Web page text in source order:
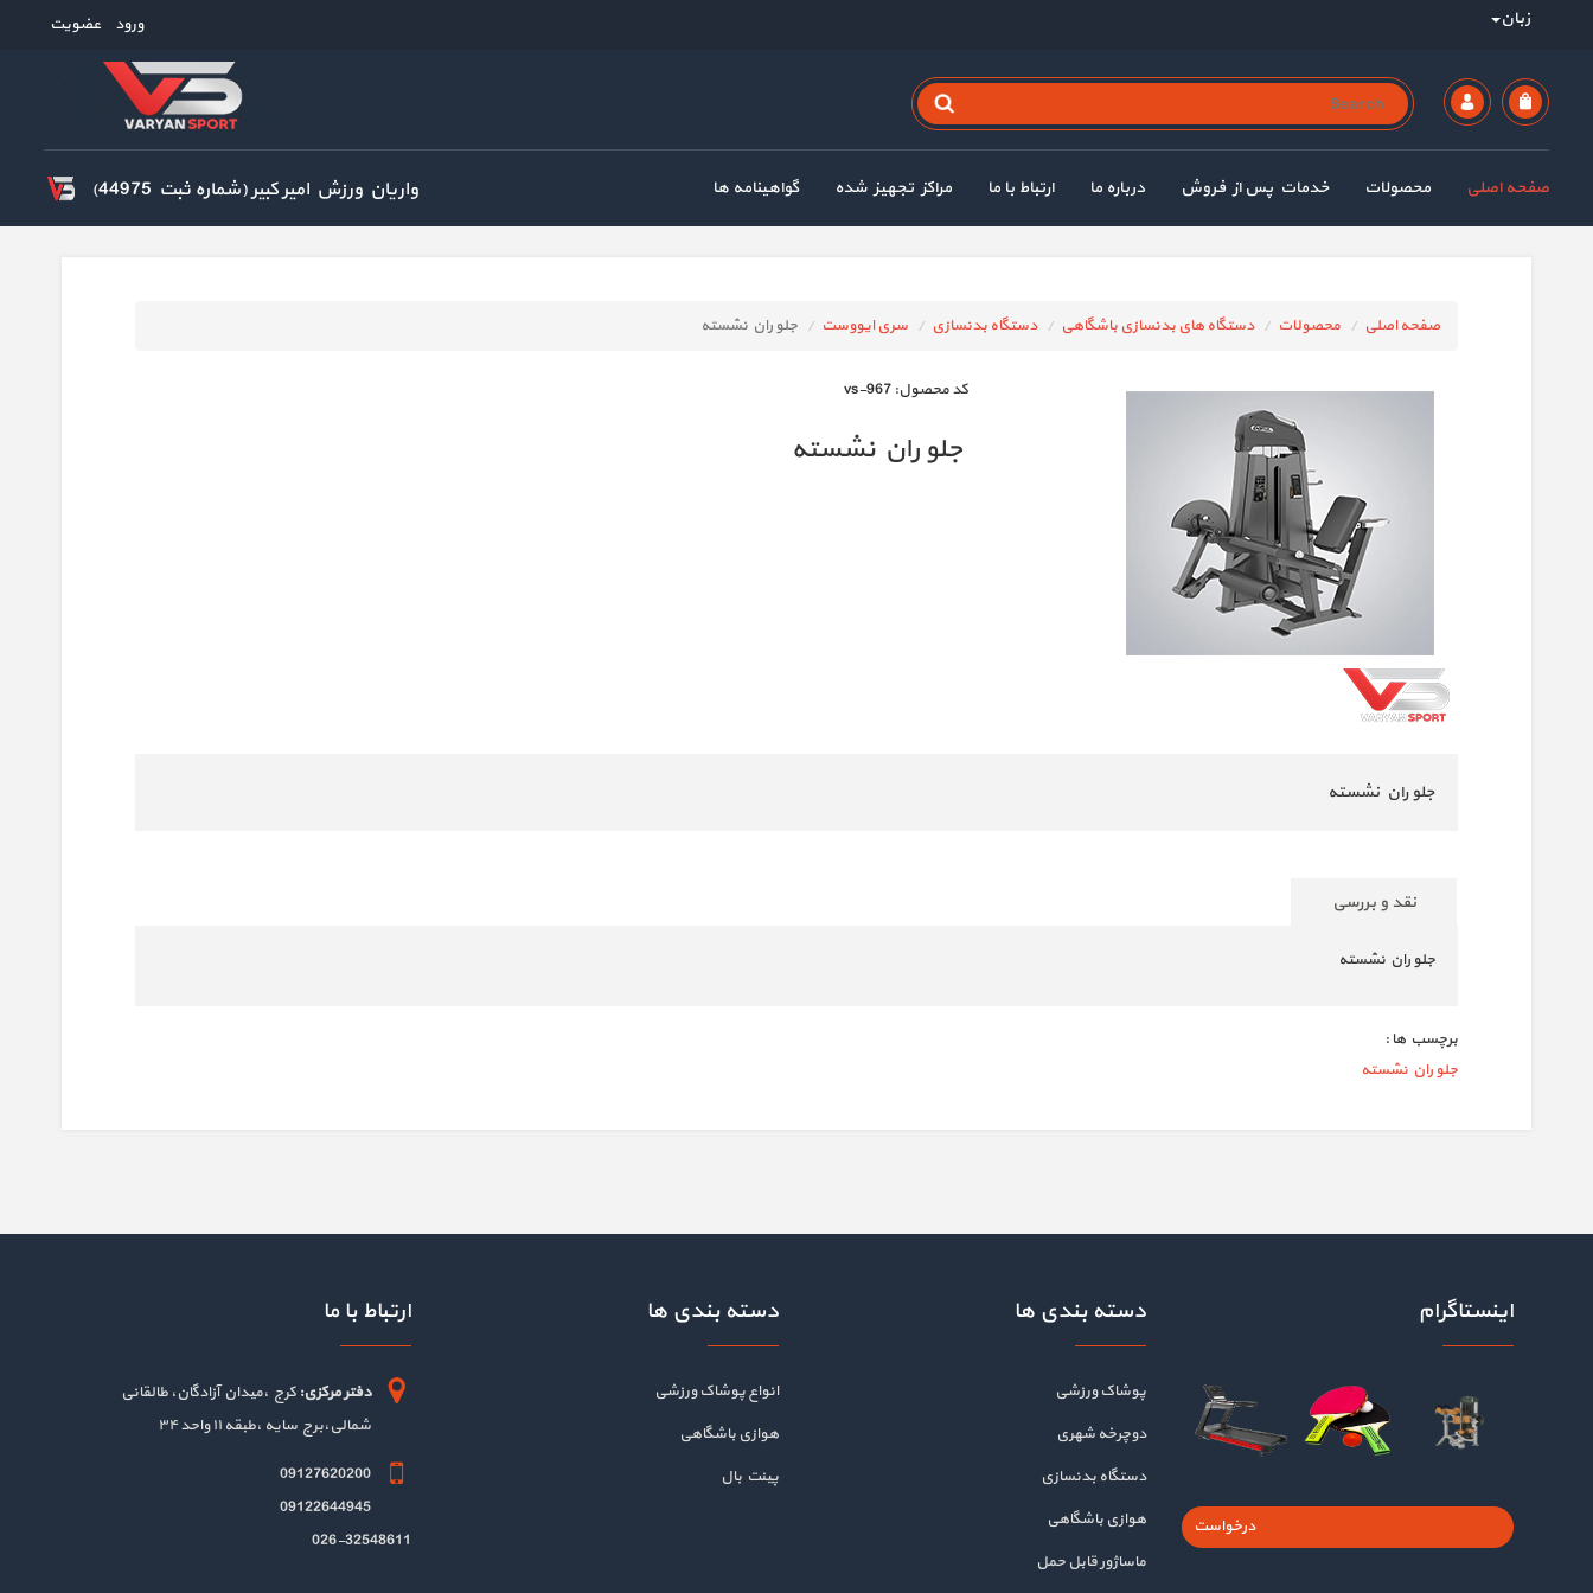
زبان ورود عضویت
صفحه اصلی محصولات خدمات پس از فروش درباره ما ارتباط با ما مراکز تجهیز شده گواهینامه ها واریان ورزش امیر کبیر (شماره ثبت 44975)
صفحه اصلی محصولات دستگاه های بدنسازی باشگاهی دستگاه بدنسازی سری ایووست جلو ران نشسته
كد محصول: vs-967
جلو ران نشسته
جلو ران نشسته
نقد و بررسی
جلو ران نشسته
برچسب ها :
جلو ران نشسته
اینستاگرام
درخواست
دسته بندی ها
پوشاک ورزشی
دوچرخه شهری
دستگاه بدنسازی
هوازی باشگاهی
ماساژور قابل حمل
دسته بندی ها
انواع پوشاک ورزشی
هوازی باشگاهی
پینت بال
ارتباط با ما
دفتر مرکزی: کرج ،میدان آزادگان، طالقانی
شمالی،برج سایه ،طبقه ۱۱ واحد ۳۴
09127620200
09122644945
026-32548611